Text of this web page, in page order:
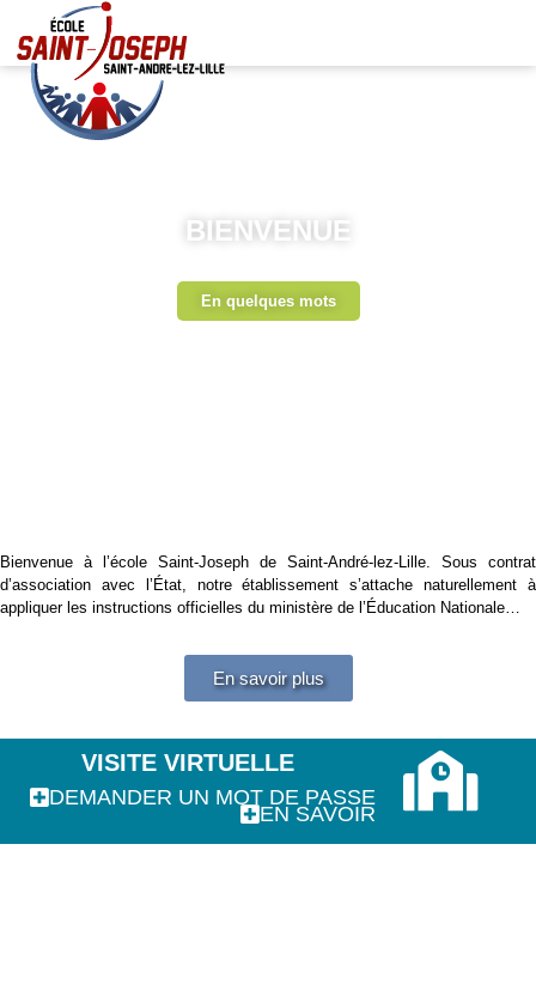
BIENVENUE
En quelques mots
Bienvenue à l’école Saint-Joseph de Saint-André-lez-Lille. Sous contrat
d’association avec l’État, notre établissement s’attache naturellement à
appliquer les instructions officielles du ministère de l’Éducation Nationale…
En savoir plus
VISITE VIRTUELLE
DEMANDER UN MOT DE PASSE
EN SAVOIR